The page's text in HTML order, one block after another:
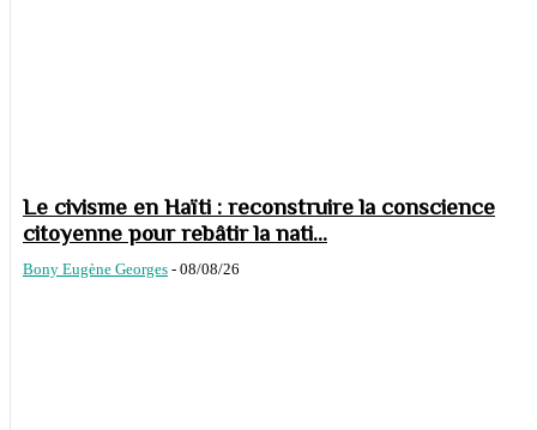
Le civisme en Haïti : reconstruire la conscience
citoyenne pour rebâtir la nati...
Bony Eugène Georges - 08/08/26